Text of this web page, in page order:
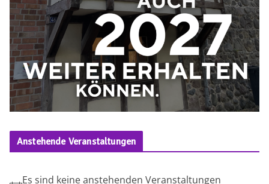
Anstehende Veranstaltungen
Es sind keine anstehenden Veranstaltungen